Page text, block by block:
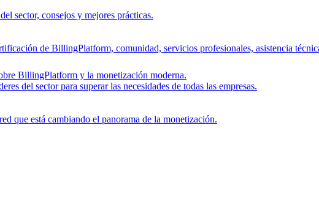
sector, consejos y mejores prácticas.
de BillingPlatform, comunidad, servicios profesionales, asistencia
BillingPlatform y la monetización moderna.
del sector para superar las necesidades de todas las empresas.
que está cambiando el panorama de la monetización.